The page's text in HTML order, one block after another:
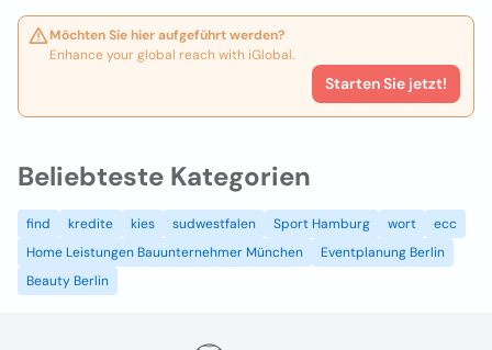
Möchten Sie hier aufgeführt werden?
Enhance your global reach with iGlobal.
Starten Sie jetzt!
Beliebteste Kategorien
find kredite kies sudwestfalen Sport Hamburg wort
ecc
Home Leistungen Bauunternehmer München
Eventplanung Berlin
Beauty Berlin